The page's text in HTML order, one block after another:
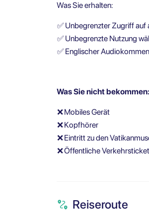
Was Sie erhalten:
✅ Unbegrenzter Zugriff auf
✅ Unbegrenzte Nutzung
✅ Englischer
Was Sie nicht bekommen:
❌Mobiles Gerät
❌Kopfhörer
❌Eintritt zu den
❌Öffentliche
Reiseroute